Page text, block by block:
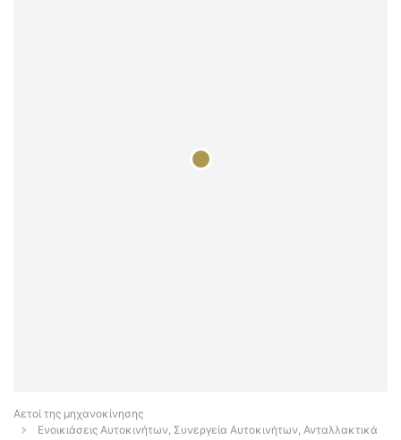
Αετοί της μηχανοκίνησης
Ενοικιάσεις Αυτοκινήτων, Συνεργεία Αυτοκινήτων, Ανταλλακτικά